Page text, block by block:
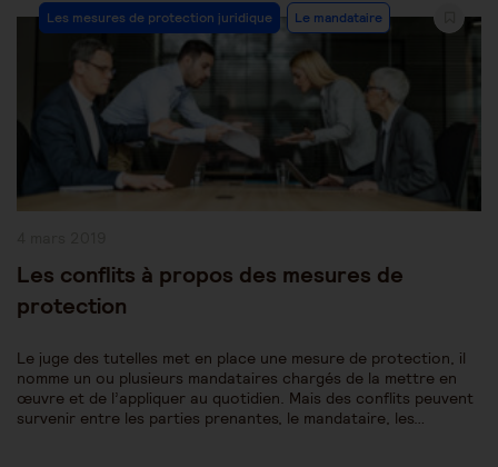
Post
Category:
Les mesures de protection juridique Le mandataire
Les conflits à propos des mesures de
protection
Le juge des tutelles met en place une mesure de protection, il
nomme un ou plusieurs mandataires chargés de la mettre en
œuvre et de l’appliquer au quotidien. Mais des conflits peuvent
survenir entre les parties prenantes, le mandataire, les…